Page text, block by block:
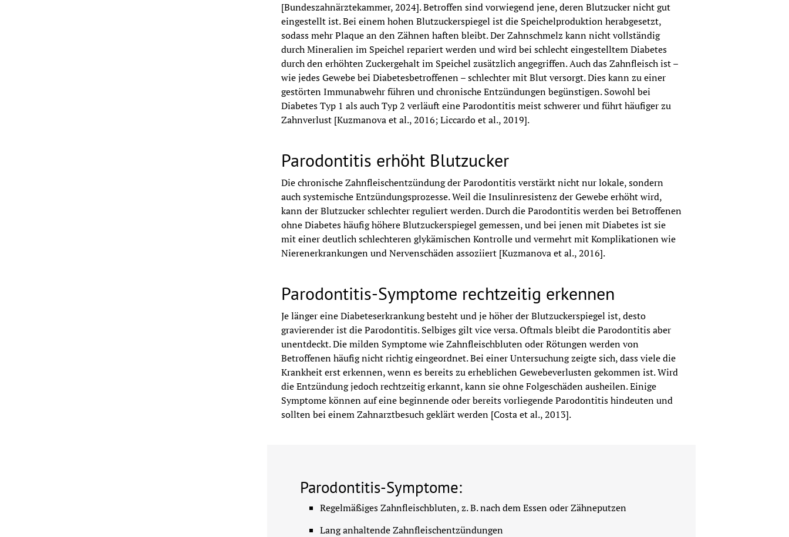
[Bundeszahnärztekammer, 2024]. Betroffen sind vorwiegend jene, deren Blutzucker nicht gut
eingestellt ist. Bei einem hohen Blutzuckerspiegel ist die Speichelproduktion herabgesetzt,
sodass mehr Plaque an den Zähnen haften bleibt. Der Zahnschmelz kann nicht vollständig
durch Mineralien im Speichel repariert werden und wird bei schlecht eingestelltem Diabetes
durch den erhöhten Zuckergehalt im Speichel zusätzlich angegriffen. Auch das Zahnfleisch ist –
wie jedes Gewebe bei Diabetesbetroffenen – schlechter mit Blut versorgt. Dies kann zu einer
gestörten Immunabwehr führen und chronische Entzündungen begünstigen. Sowohl bei
Diabetes Typ 1 als auch Typ 2 verläuft eine Parodontitis meist schwerer und führt häufiger zu
Zahnverlust [Kuzmanova et al., 2016; Liccardo et al., 2019].
Parodontitis erhöht Blutzucker
Die chronische Zahnfleischentzündung der Parodontitis verstärkt nicht nur lokale, sondern
auch systemische Entzündungsprozesse. Weil die Insulinresistenz der Gewebe erhöht wird,
kann der Blutzucker schlechter reguliert werden. Durch die Parodontitis werden bei Betroffenen
ohne Diabetes häufig höhere Blutzuckerspiegel gemessen, und bei jenen mit Diabetes ist sie
mit einer deutlich schlechteren glykämischen Kontrolle und vermehrt mit Komplikationen wie
Nierenerkrankungen und Nervenschäden assoziiert [Kuzmanova et al., 2016].
Parodontitis-Symptome rechtzeitig erkennen
Je länger eine Diabeteserkrankung besteht und je höher der Blutzuckerspiegel ist, desto
gravierender ist die Parodontitis. Selbiges gilt vice versa. Oftmals bleibt die Parodontitis aber
unentdeckt. Die milden Symptome wie Zahnfleischbluten oder Rötungen werden von
Betroffenen häufig nicht richtig eingeordnet. Bei einer Untersuchung zeigte sich, dass viele die
Krankheit erst erkennen, wenn es bereits zu erheblichen Gewebeverlusten gekommen ist. Wird
die Entzündung jedoch rechtzeitig erkannt, kann sie ohne Folgeschäden ausheilen. Einige
Symptome können auf eine beginnende oder bereits vorliegende Parodontitis hindeuten und
sollten bei einem Zahnarztbesuch geklärt werden [Costa et al., 2013].
Parodontitis-Symptome:
Regelmäßiges Zahnfleischbluten, z. B. nach dem Essen oder Zähneputzen
Lang anhaltende Zahnfleischentzündungen